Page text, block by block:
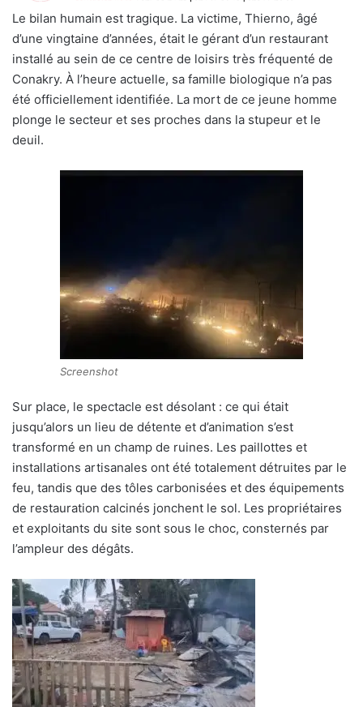
Le bilan humain est tragique. La victime, Thierno, âgé
d’une vingtaine d’années, était le gérant d’un restaurant
installé au sein de ce centre de loisirs très fréquenté de
Conakry. À l’heure actuelle, sa famille biologique n’a pas
été officiellement identifiée. La mort de ce jeune homme
plonge le secteur et ses proches dans la stupeur et le
deuil.
Screenshot
Sur place, le spectacle est désolant : ce qui était
jusqu’alors un lieu de détente et d’animation s’est
transformé en un champ de ruines. Les paillottes et
installations artisanales ont été totalement détruites par le
feu, tandis que des tôles carbonisées et des équipements
de restauration calcinés jonchent le sol. Les propriétaires
et exploitants du site sont sous le choc, consternés par
l’ampleur des dégâts.